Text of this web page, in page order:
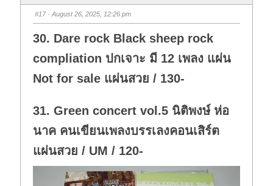
d
o
n
.
u
p
#17· August 26, 2025, 12:26 pm
30. Dare rock Black sheep rock
compliation ปกเจาะ มี 12 เพลง แผ่น
Not for sale แผ่นสวย / 130-
31. Green concert vol.5 นิติพงษ์ ห่อ
นาค คนเขียนเพลงบรรเลงคอนเสิร์ต
แผ่นสวย / UM / 120-